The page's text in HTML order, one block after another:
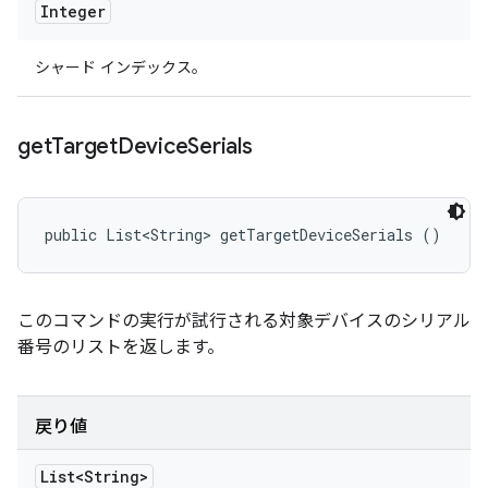
Integer
シャード インデックス。
getTargetDeviceSerials
public List<String> getTargetDeviceSerials ()
このコマンドの実行が試行される対象デバイスのシリアル
番号のリストを返します。
戻り値
List<String>